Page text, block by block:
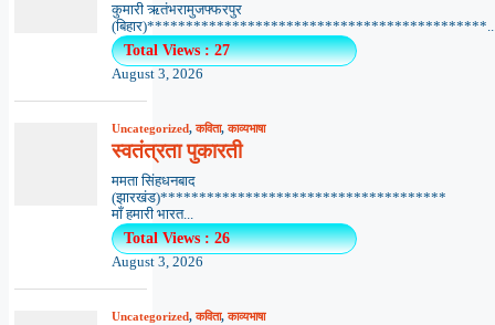
कुमारी ऋतंभरामुजफ्फरपुर
Total Views : 27
August 3, 2026
Uncategorized,कविता,काव्यभाषा
स्वतंत्रता पुकारती
ममता सिंहधनबाद
(झारखंड)*************************************
माँ हमारी भारत...
Total Views : 26
August 3, 2026
Uncategorized,कविता,काव्यभाषा